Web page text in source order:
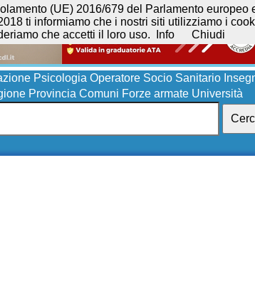
Psicologia Operatore Socio Sanitario
Provincia Comuni Forze armate Università
(UE) 2016/679 del Parlamento
ti informiamo che i nostri siti utilizziamo i
che accetti il loro uso.
Info Chiudi